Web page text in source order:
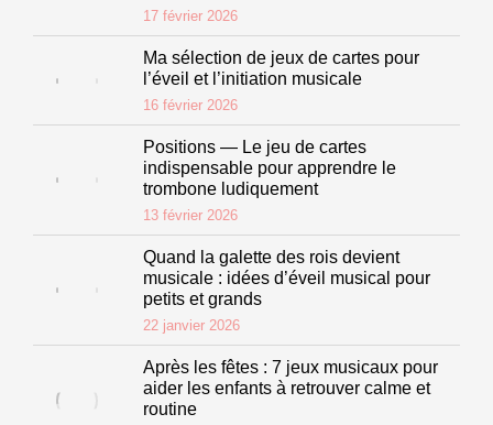
17 février 2026
Ma sélection de jeux de cartes pour
l’éveil et l’initiation musicale
16 février 2026
Positions — Le jeu de cartes
indispensable pour apprendre le
trombone ludiquement
13 février 2026
Quand la galette des rois devient
musicale : idées d’éveil musical pour
petits et grands
22 janvier 2026
Après les fêtes : 7 jeux musicaux pour
aider les enfants à retrouver calme et
routine